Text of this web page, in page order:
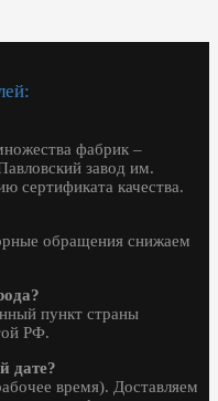
фабрик –
завод им.
сертификата качества.
обращения снижаем
пункт страны
РФ.
дате?
время). Доставляем